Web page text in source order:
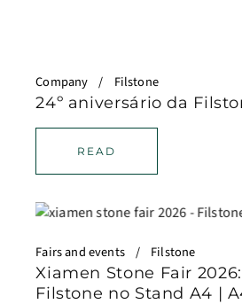
Company Filstone
24º aniversário da
READ
Fairs and events Filstone
Xiamen Stone Fair
Filstone no Stand A4 |